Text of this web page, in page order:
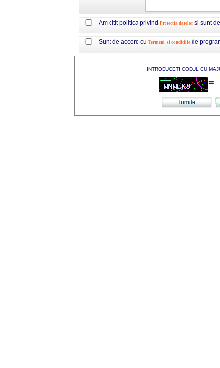
Am citit politica privind Protectia datelor si sunt
Sunt de accord cu Termenii si conditiile de
INTRODUCETI CODUL CU
=